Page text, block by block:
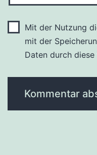
Mit der Nutzung
mit der
Daten durch